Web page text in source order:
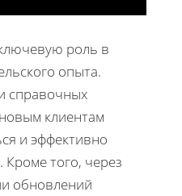
роль в
опыта.
справочных
клиентам
и эффективно
Кроме того, через
обновлений